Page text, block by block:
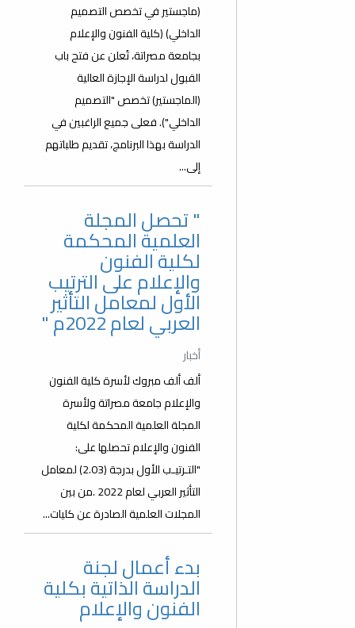
(ماجستير في تخصص التصميم
الداخلي) (كلية الفنون والإعلام
بجامعة مصراتة، تُعلن عن فتح باب
القبول لدراسة الإجازة العالية
(الماجستير) تخصص "التصميم
الداخلي"). فعلى جميع الراغبين في
الدراسة بهذا البرنامج، تقديم طلباتهم
إلى...
" تحصل المجلة
العلمية المحكمة
لكلية الفنون
والإعلام على الترتيب
الأول لمعامل التأثير
العربي لعام 2022م "
أخبار
ألف ألف مبروك لأسرة كلية الفنون
والإعلام جامعة مصراتة ولأسرة
المجلة العلمية المحكمة لكلية
الفنون والإعلام تحصلها على:
"التـرتيـب الأول بدرجة (2.03) لمعامل
التأثير العربي لعام 2022 .من بين
المجلات العلمية الصادرة عن كليات...
بدء أعمال لجنة
الدراسة الذاتية بكلية
الفنون والإعلام